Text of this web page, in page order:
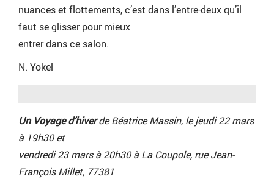
nuances et flottements, c’est dans l’entre-deux qu’il
faut se glisser pour mieux
entrer dans ce salon.
N. Yokel
Un Voyage d’hiverde Béatrice Massin, le jeudi 22 mars
à 19h30 et
vendredi 23 mars à 20h30 à La Coupole, rue Jean-
François Millet, 77381